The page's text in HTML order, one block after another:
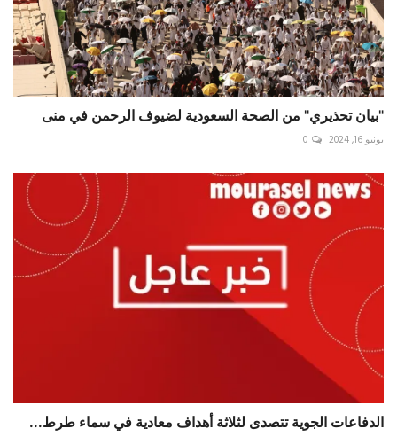
"بيان تحذيري" من الصحة السعودية لضيوف الرحمن في منى
يونيو 16, 2024 0
الدفاعات الجوية تتصدى لثلاثة أهداف معادية في سماء ⁧‫طرط...